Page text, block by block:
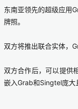
东南亚领先的超级应用
牌照。
双方将推出联合实体，
双方合作后，可以提供
嵌入Grab和Singtel庞大